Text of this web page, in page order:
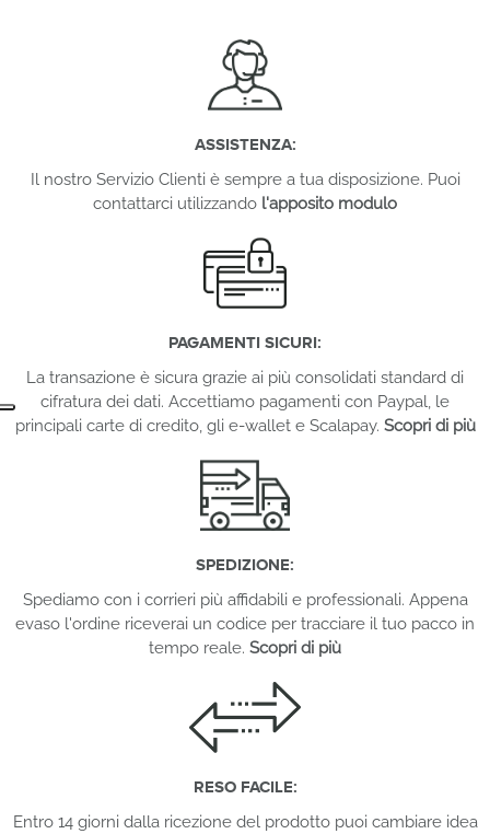
ASSISTENZA:
Il nostro Servizio Clienti è sempre a tua disposizione. Puoi
contattarci utilizzando l'apposito modulo
PAGAMENTI SICURI:
La transazione è sicura grazie ai più consolidati standard di
cifratura dei dati. Accettiamo pagamenti con Paypal, le
principali carte di credito, gli e-wallet e Scalapay. Scopri di più
SPEDIZIONE:
Spediamo con i corrieri più affidabili e professionali. Appena
evaso l'ordine riceverai un codice per tracciare il tuo pacco in
tempo reale. Scopri di più
RESO FACILE:
Entro 14 giorni dalla ricezione del prodotto puoi cambiare idea